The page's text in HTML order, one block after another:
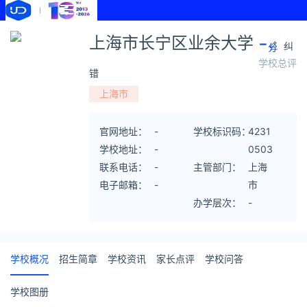
上海市长宁区业余大学 纠
错
上海市
-分
学校总评
官网地址：
-
学校地址：
-
联系电话：
-
电子邮箱：
-
学校标识码：4231
0503
67
主管部门：
上海
市
办学层次：
-
学校概况 招生简章 学校资讯 家长点评 学校问答
学校图册